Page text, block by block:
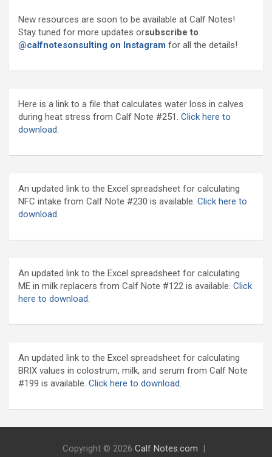
New resources are soon to be available at Calf Notes!
Stay tuned for more updates orsubscribe to
@calfnotesonsulting on Instagram for all the details!
Here is a link to a file that calculates water loss in calves
during heat stress from Calf Note #251. Click here to
download.
An updated link to the Excel spreadsheet for calculating
NFC intake from Calf Note #230 is available. Click here to
download.
An updated link to the Excel spreadsheet for calculating
ME in milk replacers from Calf Note #122 is available. Click
here to download.
An updated link to the Excel spreadsheet for calculating
BRIX values in colostrum, milk, and serum from Calf Note
#199 is available. Click here to download.
Copyright © 2026 Calf Notes.com